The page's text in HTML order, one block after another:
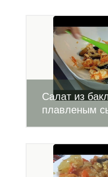
Салат из
плавленым